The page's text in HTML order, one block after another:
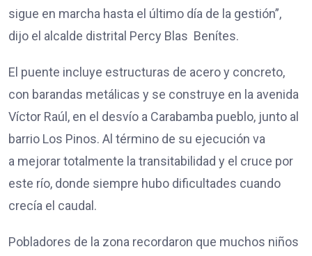
sigue en marcha hasta el último día de la gestión”,
dijo el alcalde distrital Percy Blas Benítes.
El puente incluye estructuras de acero y concreto,
con barandas metálicas y se construye en la avenida
Víctor Raúl, en el desvío a Carabamba pueblo, junto al
barrio Los Pinos. Al término de su ejecución va
a mejorar totalmente la transitabilidad y el cruce por
este río, donde siempre hubo dificultades cuando
crecía el caudal.
Pobladores de la zona recordaron que muchos niños